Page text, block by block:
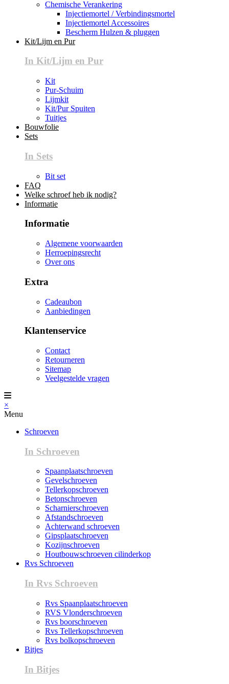
Chemische Verankering
Injectiemortel / Verbindingsmortel
Injectiemortel Accessoires
Bescherm Hulzen & pluggen
Kit/Lijm en Pur
In Kit/Lijm en Pur
Kit
Pur-Schuim
Lijmkit
Kit/Pur Spuiten
Tuitjes
Bouwfolie
Sets
In Sets
Bit set
FAQ
Welke schroef heb ik nodig?
Informatie
Informatie
Algemene voorwaarden
Herroepingsrecht
Over ons
Extra
Cadeaubon
Aanbiedingen
Klantenservice
Contact
Retourneren
Sitemap
Veelgestelde vragen
×
Menu
Schroeven
In Schroeven
Spaanplaatschroeven
Gevelschroeven
Tellerkopschroeven
Betonschroeven
Scharnierschroeven
Afstandschroeven
Achterwand schroeven
Gipsplaatschroeven
Kozijnschroeven
Houtbouwschroeven cilinderkop
Rvs Schroeven
In Rvs Schroeven
Rvs Spaanplaatschroeven
RVS Vlonderschroeven
Rvs boorschroeven
Rvs Tellerkopschroeven
Rvs bolkopschroeven
Bitjes
In Bitjes